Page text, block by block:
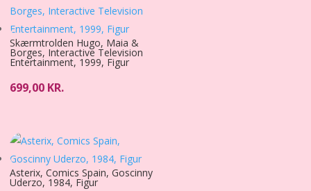
Skærmtrolden Hugo, Maia &
Borges, Interactive Television
Entertainment, 1999, Figur
699,00 KR.
Asterix, Comics Spain, Goscinny
Uderzo, 1984, Figur